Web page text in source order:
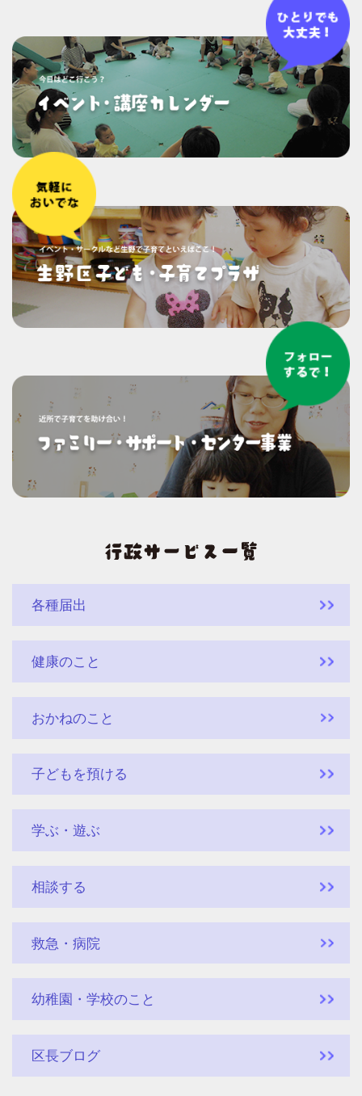
各種届出
健康のこと
おかねのこと
子どもを預ける
学ぶ・遊ぶ
相談する
救急・病院
幼稚園・学校のこと
区長ブログ